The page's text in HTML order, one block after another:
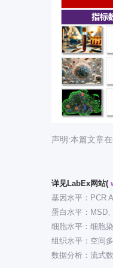
声明:本篇文章
详见LabEx网站(
基因水平：PCR
蛋白水平：MSD
细胞水平：细胞
组织水平：空间
数据分析：流式